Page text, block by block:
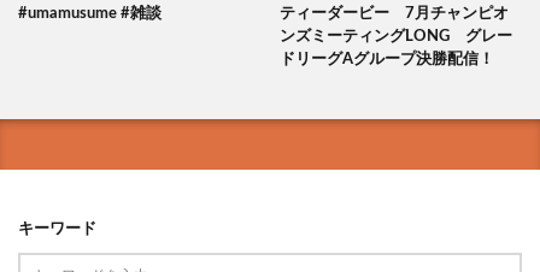
#umamusume #雑談
ティーダービー 7月チャンピオ
ンズミーティングLONG グレー
ドリーグAグループ決勝配信！
キーワード